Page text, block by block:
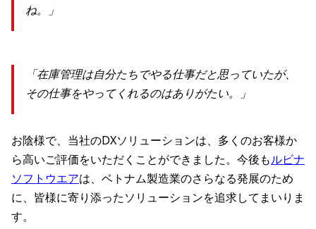
ね。」
「在庫管理は自分たちでやる仕事だと思っていたが、
その仕事をやってくれるのはありがたい。」
お陰様で、当社のDXソリューションは、多くのお客様か
ら高いご評価をいただくことができました。今後もルビナ
ソフトウエアは、ベトナム製造業のさらなる発展のため
に、皆様に寄り添ったソリューションを追求してまいりま
す。